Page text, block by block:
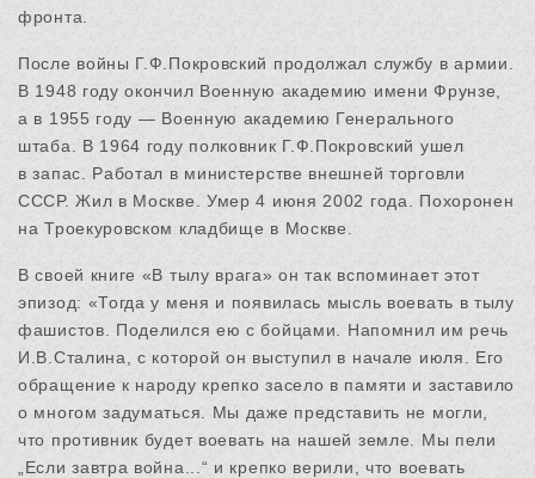
фронта.
После войны Г.Ф.Покровский продолжал службу в армии.
В 1948 году окончил Военную академию имени Фрунзе,
а в 1955 году — Военную академию Генерального
штаба. В 1964 году полковник Г.Ф.Покровский ушел
в запас. Работал в министерстве внешней торговли
СССР. Жил в Москве. Умер 4 июня 2002 года. Похоронен
на Троекуровском кладбище в Москве.
В своей книге «В тылу врага» он так вспоминает этот
эпизод: «Тогда у меня и появилась мысль воевать в тылу
фашистов. Поделился ею с бойцами. Напомнил им речь
И.В.Сталина, с которой он выступил в начале июля. Его
обращение к народу крепко засело в памяти и заставило
о многом задуматься. Мы даже представить не могли,
что противник будет воевать на нашей земле. Мы пели
„Если завтра война...“ и крепко верили, что воевать